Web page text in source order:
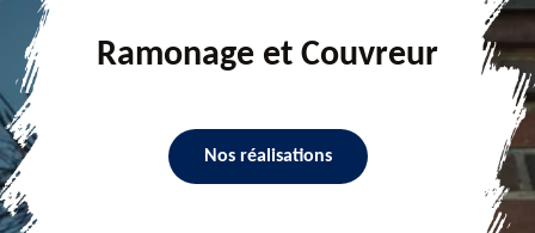
Ramonage et Couvreur
Nos réalisations